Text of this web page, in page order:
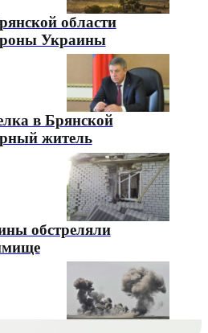
области
Украины
в Брянской
житель
обстреляли